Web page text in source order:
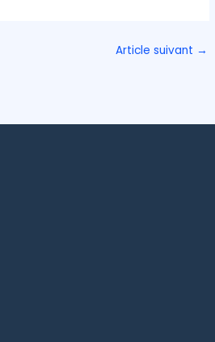
Article suivant →